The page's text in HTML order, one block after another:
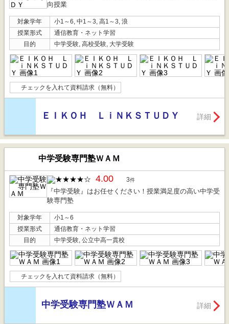
向授業
対象学年
小1～6, 中1～3, 高1～3, 浪
授業形式
通信教育・ネット学習
目的
中学受験, 高校受験, 大学受験
チェックを入れて資料請求（無料）
ＥＩＫＯＨ ＬｉＮＫＳＴＵＤＹ 詳細
中学受験専門塾ＷＡＭ
4.00 3件
『中学受験』はお任せください！授業満足度の高い中学受
験専門塾
対象学年
小1～6
授業形式
通信教育・ネット学習
目的
中学受験, 公立中高一貫校
チェックを入れて資料請求（無料）
中学受験専門塾ＷＡＭ 詳細